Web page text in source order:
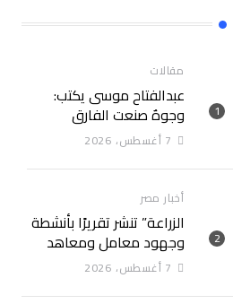
مقالات
عبدالفتاح موسى يكتب:
وجوهٌ صنعت الفارق
7 أغسطس، 2026
أخبار مصر
الزراعة” تنشر تقريرًا بأنشطة
وجهود معامل ومعاهد
“البحوث الزراعية” خلال
الأسبوع الأول من أغسطس
7 أغسطس، 2026